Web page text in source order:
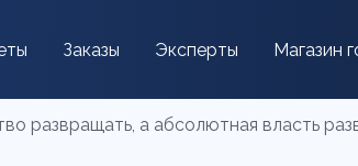
Заказы Эксперты Магазин
развращать, а абсолютная власть